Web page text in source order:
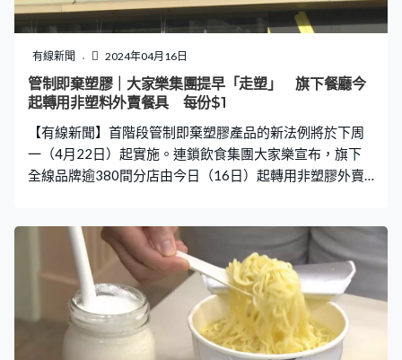
鈍，還可以，不要太大力，否則會斷。（飲管）完全用不
到，已經軟。」 香港餐飲聯業協會會長黃家和：「有投訴
但不算多，市民未習慣轉用其他物料的餐具。質量好的價
錢自然貴一點，多一仙、成本就增加一仙。顧客沒有自備
餐具，要購買不是很爽。」 環保團體認為改用木、紙等替
推動可重用餐具。達哥：「這些很不方便，唯有
有線新聞 2024年04月16日
管制即棄塑膠｜大家樂集團提早「走塑」 旗下餐廳今
起轉用非塑料外賣餐具 每份$1
【有線新聞】首階段管制即棄塑膠產品的新法例將於下周
一（4月22日）起實施。連鎖飲食集團大家樂宣布，旗下
全線品牌逾380間分店由今日（16日）起轉用非塑膠外賣
起將轉用非塑膠外賣餐具。另外，同日亦會推行「大家自
攜杯」計劃，以8間分店作為首階段試點，顧客可以使用自
攜杯到店購買飲品，減少使用一次性即棄容器。 另外，集
團旗下六大餐飲品牌亦推出「大家愛地球減塑行動」，顧
客惠顧指定產品即以35元換購Hello Kitty環保餐具一套，
或以128元換購環保餐具套裝（環保餐具、保溫杯及日式